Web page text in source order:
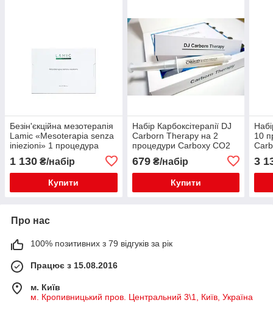
Безін'єкційна мезотерапія
Lamic «Mesoterapia senza
iniezioni» 1 процедура
1 130 ₴/набір
Купити
Набір Карбоксітерапії DJ
Carborn Therapy на 2
процедури Carboxy CO2
679₴/набір
Купити
10
3
Про нас
100% позитивних з 79 відгуків за рік
Працює з 15.08.2016
м. Київ
м. Кропивницький пров. Центральний 3\1, Київ, Україна